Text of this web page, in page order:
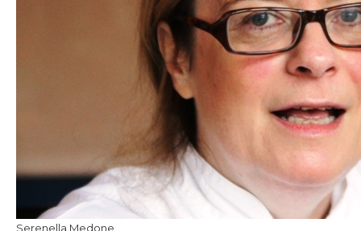
Serenella Medone